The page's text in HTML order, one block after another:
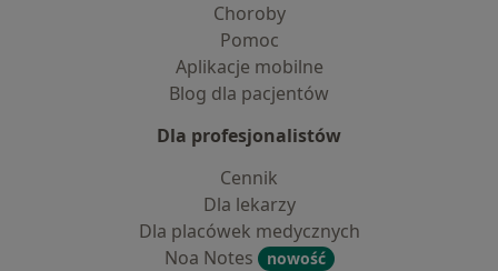
Choroby
Pomoc
Aplikacje mobilne
Blog dla pacjentów
Dla profesjonalistów
Cennik
Dla lekarzy
Dla placówek medycznych
Noa Notes
nowość